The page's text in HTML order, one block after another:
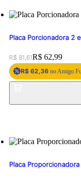
Placa Porcionadora 2
Original price:
R$ 81,61Price:
R$ 62,99
R$ 62,36 no Amigo
Placa